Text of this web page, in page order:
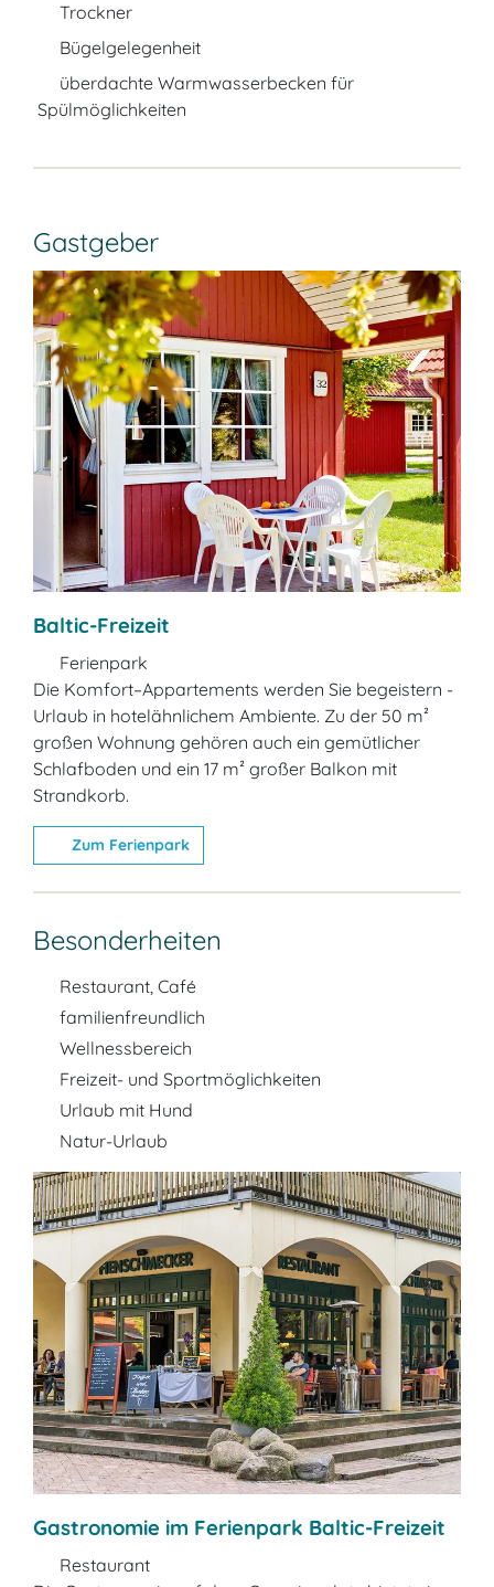
Trockner
Bügelgelegenheit
überdachte Warmwasserbecken für
Spülmöglichkeiten
Gastgeber
Baltic-Freizeit
Ferienpark
Die Komfort–Appartements werden Sie begeistern -
Urlaub in hotelähnlichem Ambiente. Zu der 50 m²
großen Wohnung gehören auch ein gemütlicher
Schlafboden und ein 17 m² großer Balkon mit
Strandkorb.
Zum Ferienpark
Besonderheiten
Restaurant, Café
familienfreundlich
Wellnessbereich
Freizeit- und Sportmöglichkeiten
Urlaub mit Hund
Natur-Urlaub
Gastronomie im Ferienpark Baltic-Freizeit
Restaurant